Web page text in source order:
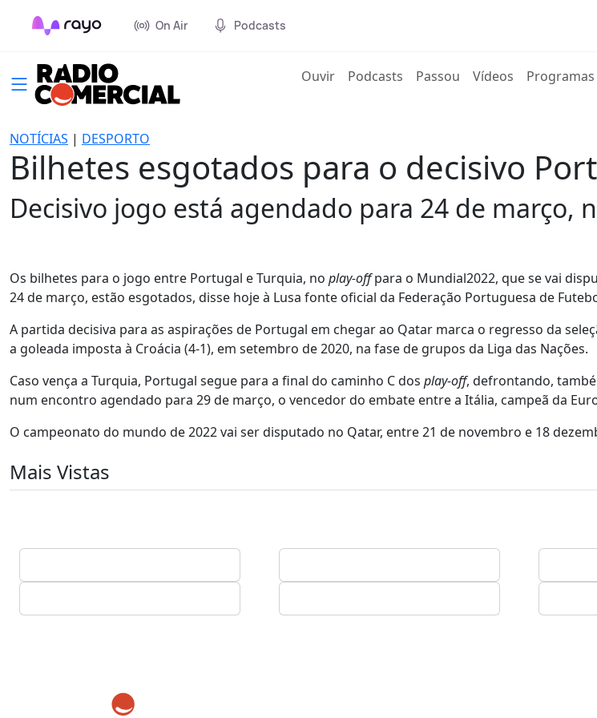
On Air Podcasts
Ouvir(current)
Podcasts Passou Vídeos Programas
NOTÍCIAS | DESPORTO
Bilhetes esgotados para o decisivo
Decisivo jogo está agendado para 24 de março,
Os bilhetes para o jogo entre Portugal e Turquia, no play-offpara o Mundial2022, que se vai
24 de março, estão esgotados, disse hoje à Lusa fonte oficial da Federação Portuguesa de
A partida decisiva para as aspirações de Portugal em chegar ao Qatar marca o regresso da
a goleada imposta à Croácia (4-1), em setembro de 2020, na fase de grupos da Liga das Nações.
Caso vença a Turquia, Portugal segue para a final do caminho C dos play-off, defrontando,
num encontro agendado para 29 de março, o vencedor do embate entre a Itália, campeã da
O campeonato do mundo de 2022 vai ser disputado no Qatar, entre 21 de novembro e 18
Mais Vistas